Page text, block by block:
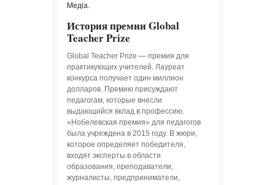
Медіа.
История премии Global
Teacher Prize
Global Teacher Prize — премия для
практикующих учителей. Лауреат
конкурса получает один миллион
долларов. Премию присуждают
педагогам, которые внесли
выдающийся вклад в профессию.
«Нобелевская премия» для педагогов
была учреждена в 2015 году. В жюри,
которое определяет победителя,
входят эксперты в области
образования, преподаватели,
журналисты, предприниматели,